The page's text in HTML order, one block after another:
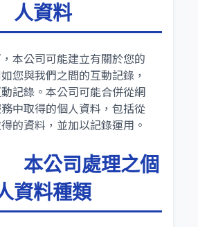
人資料
本公司可能建立有關於您的
您與我們之間的互動記錄，
記錄。本公司可能合併從網
中取得的個人資料，包括從
的資料，並加以記錄運用。
公司處理之個
資料種類